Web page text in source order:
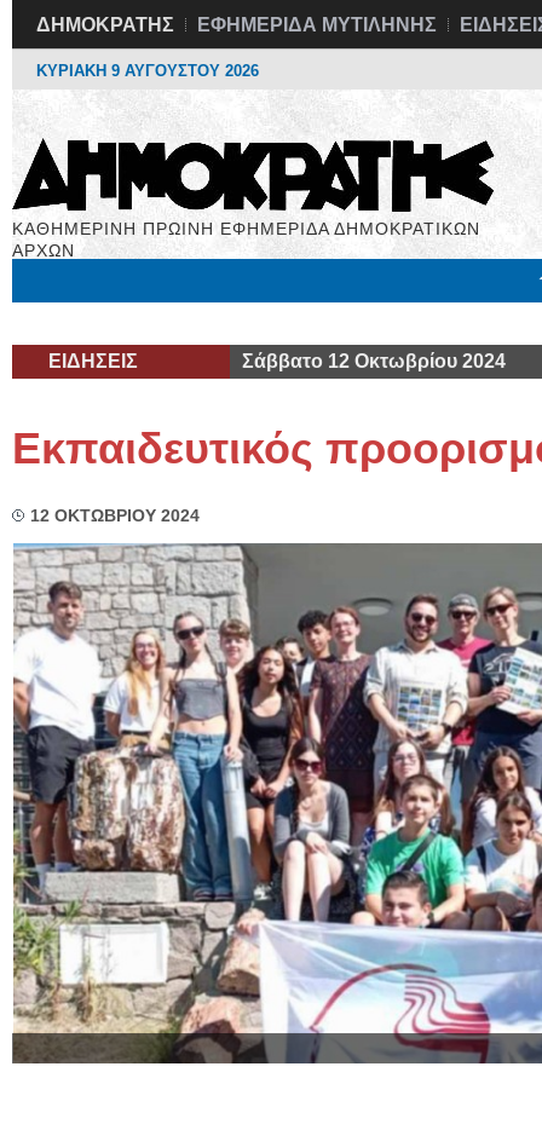
ΔΗΜΟΚΡΑΤΗΣ ΕΦΗΜΕΡΙΔΑ ΜΥΤΙΛΗΝΗΣ
ΚΥΡΙΑΚΗ 9 ΑΥΓΟΥΣΤΟΥ 2026
ΚΑΘΗΜΕΡΙΝΗ ΠΡΩΙΝΗ ΕΦΗΜΕΡΙΔΑ ΔΗΜΟΚΡΑΤΙΚΩΝ
ΑΡΧΩΝ
ΕΙΔΗΣΕΙΣ Σάββατο 12 Οκτωβρίου 2024
Εκπαιδευτικός
12 ΟΚΤΩΒΡΙΟΥ 2024